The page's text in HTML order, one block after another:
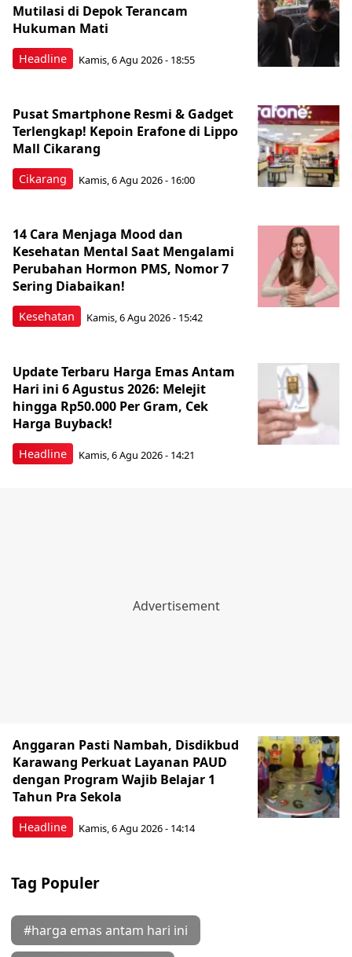
Headline
Mutilasi di Depok Terancam
Hukuman Mati
Kamis, 6 Agu 2026 - 18:55
Cikarang
Pusat Smartphone Resmi & Gadget
Terlengkap! Kepoin Erafone di Lippo
Mall Cikarang
Kamis, 6 Agu 2026 - 16:00
Kesehatan
14 Cara Menjaga Mood dan
Kesehatan Mental Saat Mengalami
Perubahan Hormon PMS, Nomor 7
Sering Diabaikan!
Kamis, 6 Agu 2026 - 15:42
Headline
Update Terbaru Harga Emas Antam
Hari ini 6 Agustus 2026: Melejit
hingga Rp50.000 Per Gram, Cek
Harga Buyback!
Kamis, 6 Agu 2026 - 14:21
Headline
Anggaran Pasti Nambah, Disdikbud
Karawang Perkuat Layanan PAUD
dengan Program Wajib Belajar 1
Tahun Pra Sekola
Kamis, 6 Agu 2026 - 14:14
Tag Populer
#harga emas antam hari ini